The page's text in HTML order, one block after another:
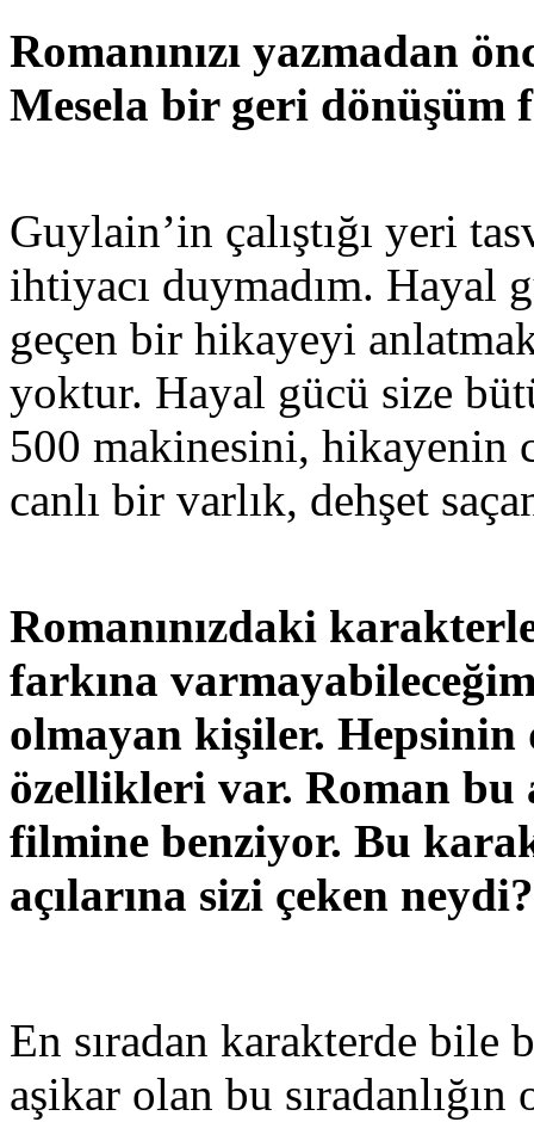
Romanınızı yazmadan
Mesela bir geri dönüşüm
Guylain’in çalıştığı yeri
ihtiyacı duymadım. Hayal
geçen bir hikayeyi
yoktur. Hayal gücü size
500 makinesini, hikayenin
canlı bir varlık, dehşet
Romanınızdaki
farkına
olmayan kişiler. Hepsinin
özellikleri var. Roman bu
filmine benziyor. Bu
açılarına sizi çeken neydi?
En sıradan karakterde bile
aşikar olan bu